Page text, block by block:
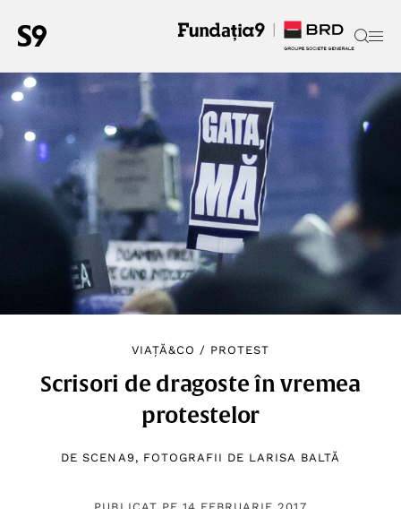
VIAȚĂ&CO / PROTEST
Scrisori de dragoste în vremea
protestelor
DESCENA9, FOTOGRAFII DE LARISA BALTĂ